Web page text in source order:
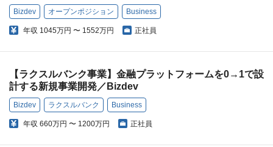
Bizdev オープンポジション Business
年収 1045万円 〜 1552万円 正社員
【ラクスルバンク事業】金融プラットフォームを0→1で設
計する新規事業開発／Bizdev
Bizdev ラクスルバンク Business
年収 660万円 〜 1200万円 正社員